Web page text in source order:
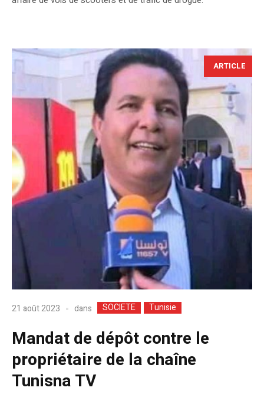
ARTICLE
21 août 2023 dans SOCIETE Tunisie
Mandat de dépôt contre le
propriétaire de la chaîne
Tunisna TV